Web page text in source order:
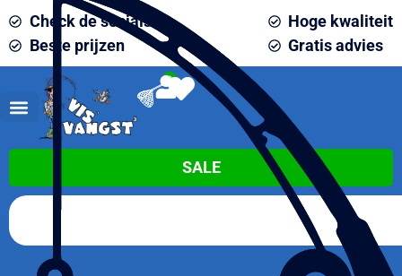
Check de socials
Beste prijzen
Hoge kwaliteit
Gratis advies
0
SALE